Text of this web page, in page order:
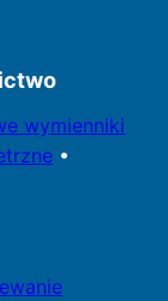
wymienniki
•